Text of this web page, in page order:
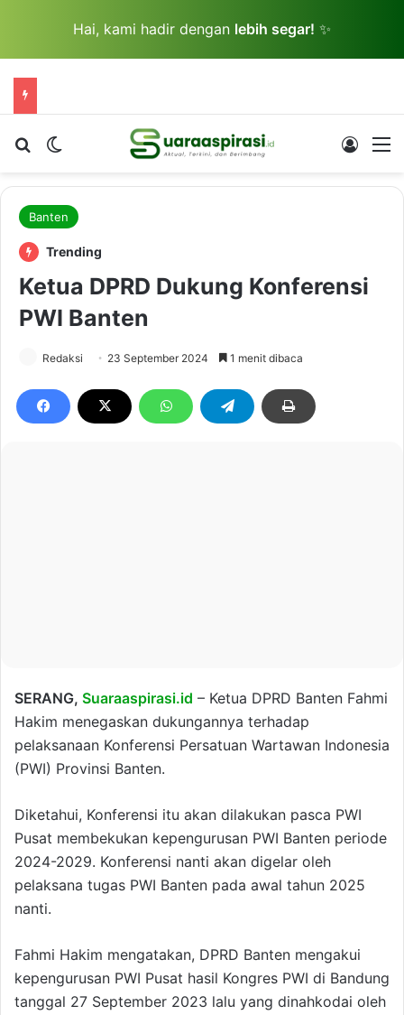
Hai, kami hadir dengan lebih segar! ✨
Cari berita...Switch skin Log In
Banten
Trending
Ketua DPRD Dukung Konferensi
PWI Banten
Redaksi 23 September 2024 1 menit dibaca
SERANG, Suaraaspirasi.id – Ketua DPRD Banten Fahmi
Hakim menegaskan dukungannya terhadap
pelaksanaan Konferensi Persatuan Wartawan Indonesia
(PWI) Provinsi Banten.
Diketahui, Konferensi itu akan dilakukan pasca PWI
Pusat membekukan kepengurusan PWI Banten periode
2024-2029. Konferensi nanti akan digelar oleh
pelaksana tugas PWI Banten pada awal tahun 2025
nanti.
Fahmi Hakim mengatakan, DPRD Banten mengakui
kepengurusan PWI Pusat hasil Kongres PWI di Bandung
tanggal 27 September 2023 lalu yang dinahkodai oleh